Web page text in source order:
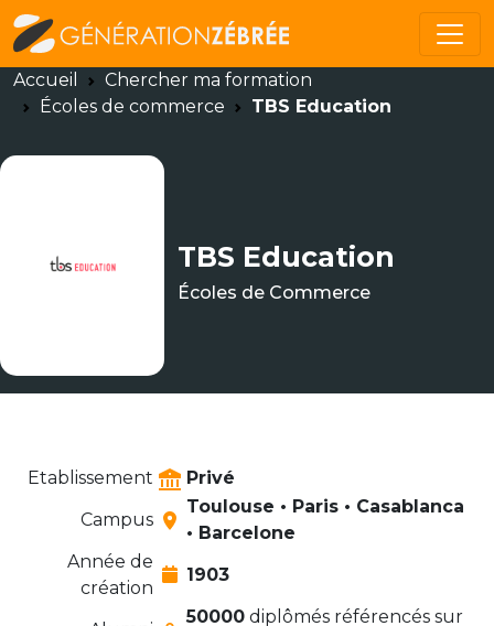
Accueil
Chercher ma formation
Écoles de commerce
TBS Education
TBS Education
Écoles de Commerce
Etablissement
Privé
Campus
Toulouse • Paris • Casablanca
• Barcelone
Année de
création
1903
50000 diplômés référencés sur